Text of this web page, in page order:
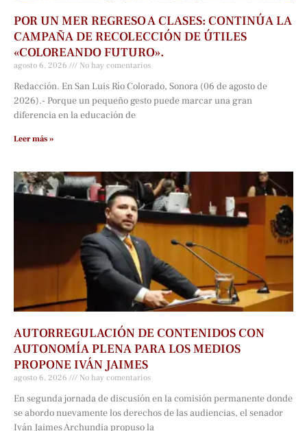
POR UN MER REGRESO A CLASES: CONTINÚA LA
CAMPAÑA DE RECOLECCIÓN DE ÚTILES
«COLOREANDO FUTURO».
agosto 6, 2026 No hay comentarios
Redacción. En San Luis Río Colorado, Sonora (06 de agosto de
2026).- Porque un pequeño gesto puede marcar una gran
diferencia en la educación de
Leer más »
AUTORREGULACIÓN DE CONTENIDOS CON
AUTONOMÍA PLENA PARA LOS MEDIOS
PROPONE IVÁN JAIMES
agosto 6, 2026 No hay comentarios
En segunda jornada de discusión en la comisión permanente donde
se abordo nuevamente los derechos de las audiencias, el senador
Iván Jaimes Archundia propuso la